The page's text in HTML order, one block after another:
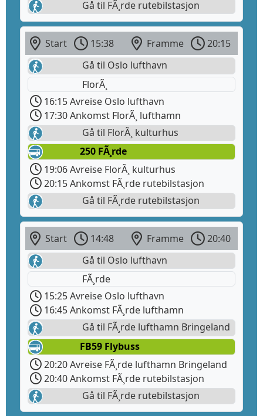
Gå til FÃ¸rde rutebilstasjon
Start 15:38 Framme
20:15
Gå til Oslo lufthavn
FlorÃ¸
16:15 Avreise Oslo lufthavn
17:30 Ankomst FlorÃ¸ lufthamn
Gå til FlorÃ¸ kulturhus
250 FÃ¸rde
19:06 Avreise FlorÃ¸ kulturhus
20:15 Ankomst FÃ¸rde rutebilstasjon
Gå til FÃ¸rde rutebilstasjon
Start 14:48 Framme
20:40
Gå til Oslo lufthavn
FÃ¸rde
15:25 Avreise Oslo lufthavn
16:45 Ankomst FÃ¸rde lufthamn
Gå til FÃ¸rde lufthamn Bringeland
FB59 Flybuss
20:20 Avreise FÃ¸rde lufthamn Bringeland
20:40 Ankomst FÃ¸rde rutebilstasjon
Gå til FÃ¸rde rutebilstasjon